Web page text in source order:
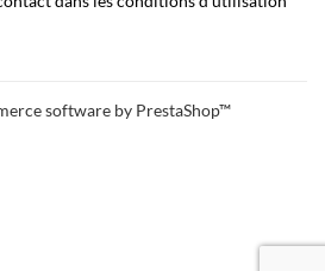
software by PrestaShop™